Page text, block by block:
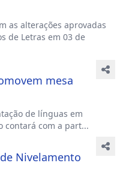
as alterações aprovadas
de Letras em 03 de
mesa
de línguas em
contará com a part...
Nivelamento